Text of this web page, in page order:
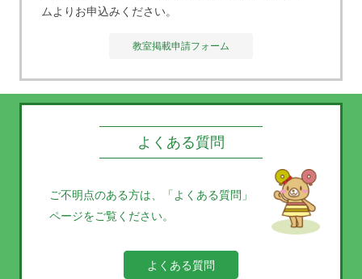
ムよりお申込みください。
教室掲載申請フォーム
よくある質問
ご不明点のある方は、
「よくある質問」
ページをご覧ください。
よくある質問